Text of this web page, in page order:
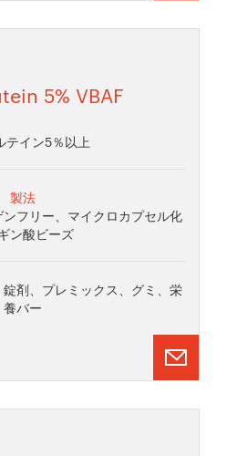
5% VBAF
テイン5％以上
製法
フリー、マイクロカプセル化
ン酸ビーズ
剤、プレミックス、グミ、栄
養バー